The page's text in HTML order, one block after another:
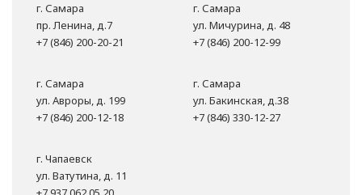
г. Самара
пр. Ленина, д.7
+7 (846) 200-20-21
г. Самара
ул. Мичурина, д. 48
+7 (846) 200-12-99
г. Самара
ул. Авроры, д. 199
+7 (846) 200-12-18
г. Самара
ул. Бакинская, д.38
+7 (846) 330-12-27
г. Чапаевск
ул. Ватутина, д. 11